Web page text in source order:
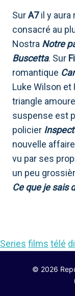
SurA7il y aura
consacré au
Nostra Notre
Buscetta. Sur
romantique
Luke Wilson et
triangle
suspense est
policier
nouvelle
vu par ses
un peu
Ce que je sais
Series films télé
© 2026